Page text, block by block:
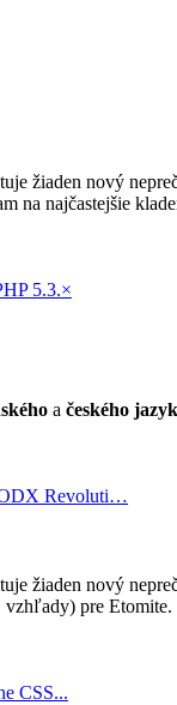
na najčastejšie
5.3.×
a českého
Revoluti…
vzhľady) pre Etomite.
CSS...